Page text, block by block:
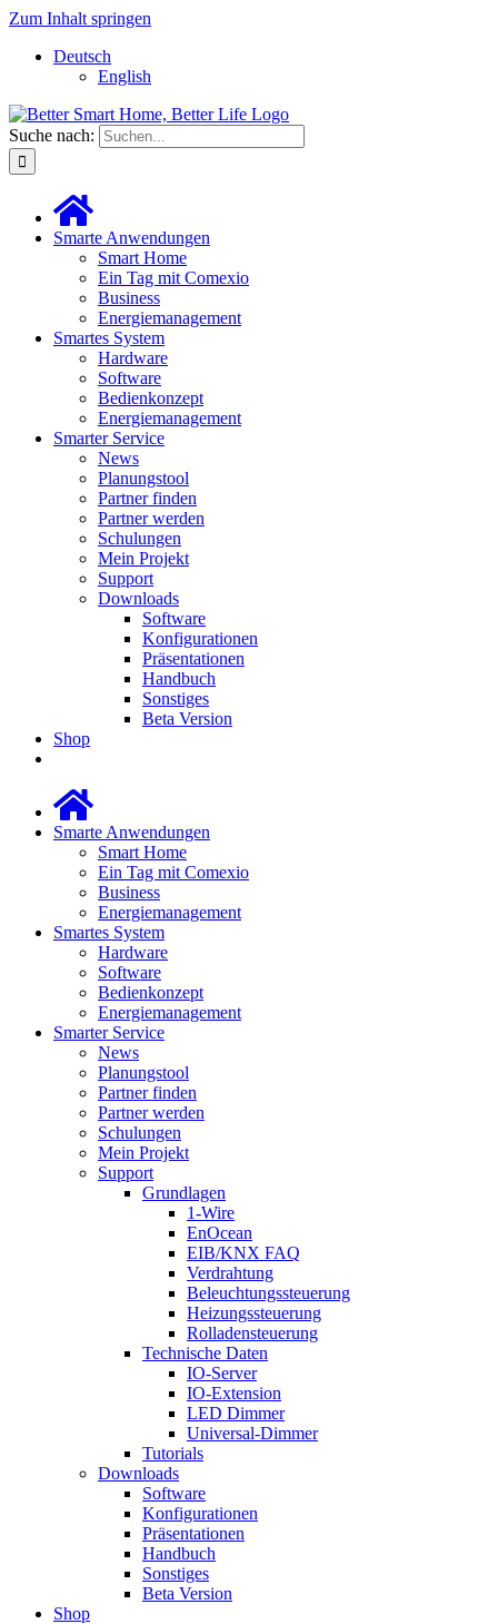
Zum Inhalt springen
Deutsch
English
Suche nach:
Smarte Anwendungen
Smart Home
Ein Tag mit Comexio
Business
Energiemanagement
Smartes System
Hardware
Software
Bedienkonzept
Energiemanagement
Smarter Service
News
Planungstool
Partner finden
Partner werden
Schulungen
Mein Projekt
Support
Downloads
Software
Konfigurationen
Präsentationen
Handbuch
Sonstiges
Beta Version
Shop
Smarte Anwendungen
Smart Home
Ein Tag mit Comexio
Business
Energiemanagement
Smartes System
Hardware
Software
Bedienkonzept
Energiemanagement
Smarter Service
News
Planungstool
Partner finden
Partner werden
Schulungen
Mein Projekt
Support
Grundlagen
1-Wire
EnOcean
EIB/KNX FAQ
Verdrahtung
Beleuchtungssteuerung
Heizungssteuerung
Rolladensteuerung
Technische Daten
IO-Server
IO-Extension
LED Dimmer
Universal-Dimmer
Tutorials
Downloads
Software
Konfigurationen
Präsentationen
Handbuch
Sonstiges
Beta Version
Shop